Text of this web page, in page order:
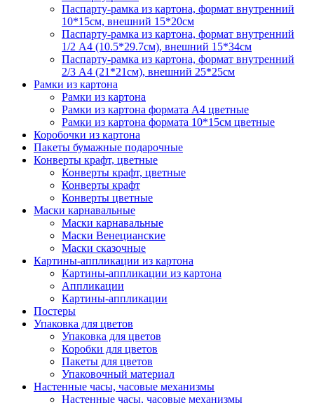
Паспарту-рамка из картона, формат внутренний
10*15см, внешний 15*20см
Паспарту-рамка из картона, формат внутренний
1/2 А4 (10.5*29.7см), внешний 15*34см
Паспарту-рамка из картона, формат внутренний
2/3 А4 (21*21см), внешний 25*25см
Рамки из картона
Рамки из картона
Рамки из картона формата А4 цветные
Рамки из картона формата 10*15см цветные
Коробочки из картона
Пакеты бумажные подарочные
Конверты крафт, цветные
Конверты крафт, цветные
Конверты крафт
Конверты цветные
Маски карнавальные
Маски карнавальные
Маски Венецианские
Маски сказочные
Картины-аппликации из картона
Картины-аппликации из картона
Аппликации
Картины-аппликации
Постеры
Упаковка для цветов
Упаковка для цветов
Коробки для цветов
Пакеты для цветов
Упаковочный материал
Настенные часы, часовые механизмы
Настенные часы, часовые механизмы